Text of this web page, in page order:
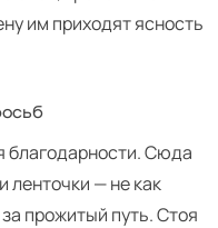
им приходят ясность
благодарности. Сюда
ленточки — не как
прожитый путь. Стоя